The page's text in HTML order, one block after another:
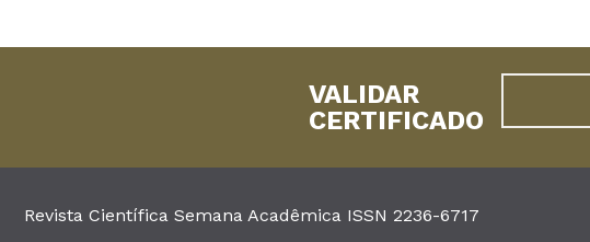
VALIDAR
CERTIFICADO
Revista Científica Semana Acadêmica ISSN 2236-6717